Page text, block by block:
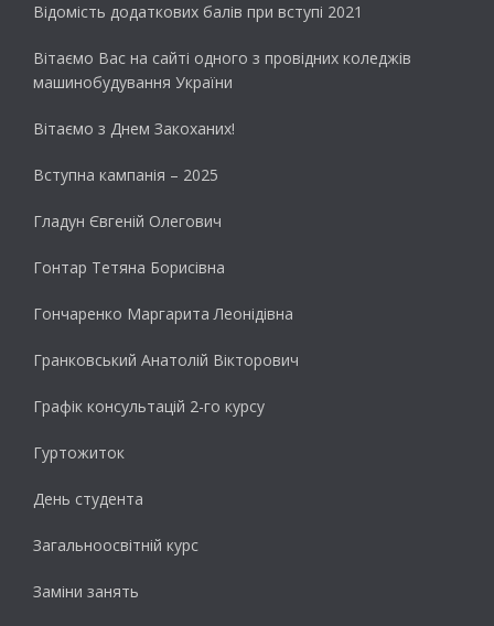
Відомість додаткових балів при вступі 2021
Вітаємо Вас на сайті одного з провідних коледжів
машинобудування України
Вітаємо з Днем Закоханих!
Вступна кампанія – 2025
Гладун Євгеній Олегович
Гонтар Тетяна Борисівна
Гончаренко Маргарита Леонідівна
Гранковський Анатолій Вікторович
Графік консультацій 2-го курсу
Гуртожиток
День студента
Загальноосвітній курс
Заміни занять